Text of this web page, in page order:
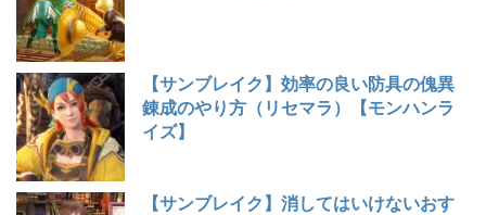
【サンブレイク】効率の良い防具の傀異
錬成のやり方（リセマラ）【モンハンラ
イズ】
【サンブレイク】消してはいけないおす